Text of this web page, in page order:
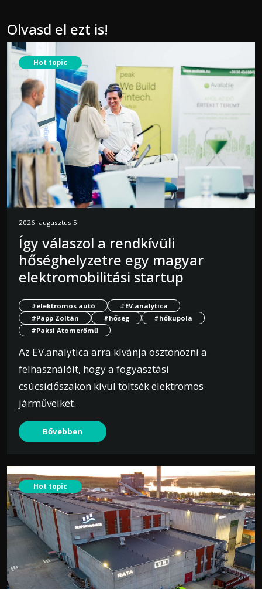
Olvasd el ezt is!
Hot topic
2026. augusztus 5.
Így válaszol a rendkívüli
hőséghelyzetre egy magyar
elektromobilitási startup
#elektromos autó
#EV.analytica
#Papp Zoltán
#hőség
#hőkupola
#Paksi Atomerőmű
Az EV.analytica arra kívánja ösztönözni a
felhasználóit, hogy a fogyasztási
csúcsidőszakon kívül töltsék elektromos
járműveiket.
Bővebben
Hot topic